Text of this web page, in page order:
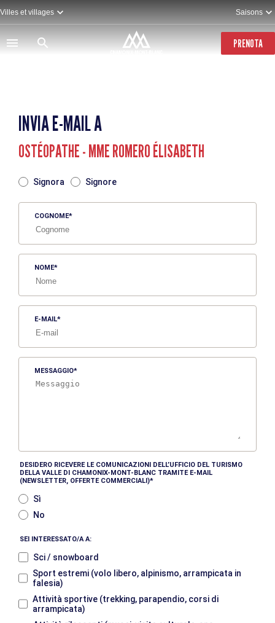
Salta
al
contenuto
principale
Villes et villages Saisons
PRENOTA
INVIA E-MAIL A
OSTÉOPATHE - MME ROMERO ÉLISABETH
Signora Signore
COGNOME
NOME
E-MAIL
MESSAGGIO
DESIDERO RICEVERE LE COMUNICAZIONI DELL’UFFICIO DEL TURISMO
DELLA VALLE DI CHAMONIX-MONT-BLANC TRAMITE E-MAIL
(NEWSLETTER, OFFERTE COMMERCIALI)
Sì
No
SEI INTERESSATO/A A:
Sci / snowboard
Sport estremi (volo libero, alpinismo, arrampicata in
falesia)
Attività sportive (trekking, parapendio, corsi di
arrampicata)